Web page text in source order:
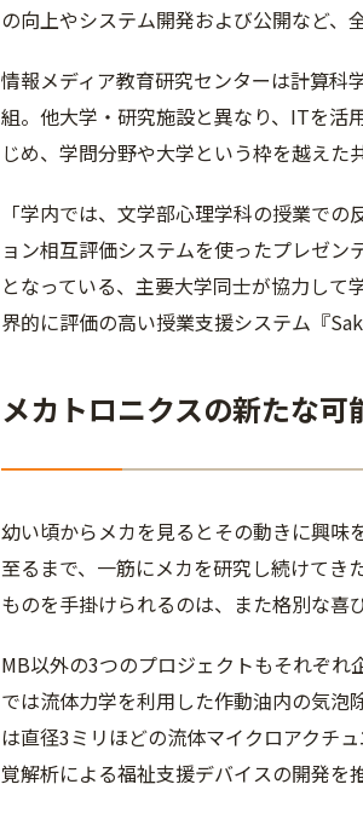
の向上やシステム開発および公開など、
情報メディア教育研究センターは計算科
組。他大学・研究施設と異なり、ITを活
じめ、学問分野や大学という枠を越えた
「学内では、文学部心理学科の授業で
ョン相互評価システムを使ったプレゼ
となっている、主要大学同士が協力し
界的に評価の高い授業支援システム『
メカトロニクスの新たな可
幼い頃からメカを見るとその動きに興味
至るまで、一筋にメカを研究し続けてき
ものを手掛けられるのは、また格別な喜
MB以外の3つのプロジェクトもそれぞれ
では流体力学を利用した作動油内の気
は直径3ミリほどの流体マイクロアクチ
覚解析による福祉支援デバイスの開発を